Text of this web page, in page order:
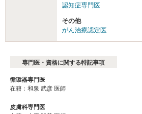
認知症専門医
その他
がん治療認定医
専門医・資格に関する特記事項
循環器専門医
在籍：和泉 武彦 医師
皮膚科専門医